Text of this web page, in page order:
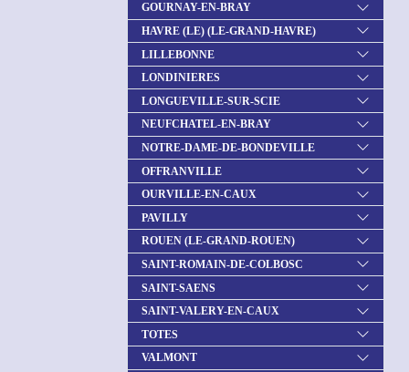
GOURNAY-EN-BRAY
HAVRE (LE) (LE-GRAND-HAVRE)
LILLEBONNE
LONDINIERES
LONGUEVILLE-SUR-SCIE
NEUFCHATEL-EN-BRAY
NOTRE-DAME-DE-BONDEVILLE
OFFRANVILLE
OURVILLE-EN-CAUX
PAVILLY
ROUEN (LE-GRAND-ROUEN)
SAINT-ROMAIN-DE-COLBOSC
SAINT-SAENS
SAINT-VALERY-EN-CAUX
TOTES
VALMONT